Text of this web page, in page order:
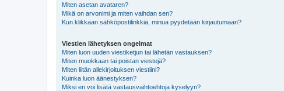
Miten asetan avataren?
Mikä on arvonimi ja miten vaihdan sen?
Kun klikkaan sähköpostilinkkiä, minua pyydetään kirjautumaan?
Viestien lähetyksen ongelmat
Miten luon uuden viestiketjun tai lähetän vastauksen?
Miten muokkaan tai poistan viestejä?
Miten liitän allekirjoituksen viestiini?
Kuinka luon äänestyksen?
Miksi en voi lisätä vastausvaihtoehtoja kyselyyn?